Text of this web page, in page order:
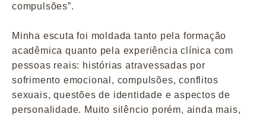
compulsões”.
Minha escuta foi moldada tanto pela formação
acadêmica quanto pela experiência clínica com
pessoas reais: histórias atravessadas por
sofrimento emocional, compulsões, conflitos
sexuais, questões de identidade e aspectos de
personalidade. Muito silêncio porém, ainda mais,